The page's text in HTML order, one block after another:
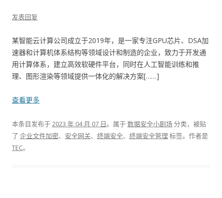
发表回复
某智能云计算公司成立于2019年，是一家专注GPU芯片、DSA加
速器和计算机体系结构等领域设计和制造的企业，致力于开发通
用计算体系，建立高效软硬件平台，同时在人工智能训练和推
理、图形渲染等领域提供一体化的解决方案[……]
查看更多
本条目发布于2023 年 04 月 07 日。属于数据安全小剧场分类，被贴
了 企业文件加密、 安全网关、 终端安全、 终端安全管理 标签。 作者是
TEC。